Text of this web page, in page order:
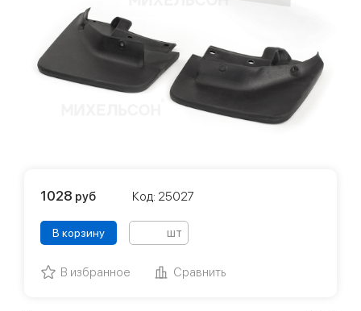
1028 руб Код: 25027
В корзину шт
В избранное Сравнить